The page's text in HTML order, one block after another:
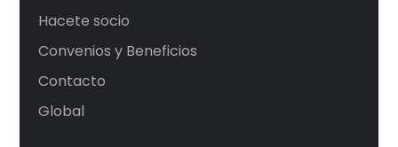
Hacete socio
Convenios y Beneficios
Contacto
Global